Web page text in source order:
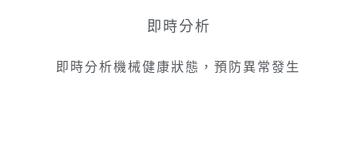
即時分析
即時分析機械健康狀態，預防異常發生